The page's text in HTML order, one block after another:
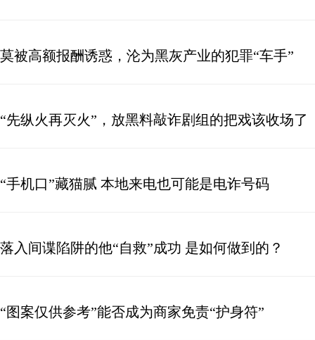
莫被高额报酬诱惑，沦为黑灰产业的犯罪“车手”
“先纵火再灭火”，放黑料敲诈剧组的把戏该收场了
“手机口”藏猫腻 本地来电也可能是电诈号码
落入间谍陷阱的他“自救”成功 是如何做到的？
“图案仅供参考”能否成为商家免责“护身符”